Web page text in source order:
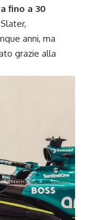
fino a 30
anni, ma
grazie alla